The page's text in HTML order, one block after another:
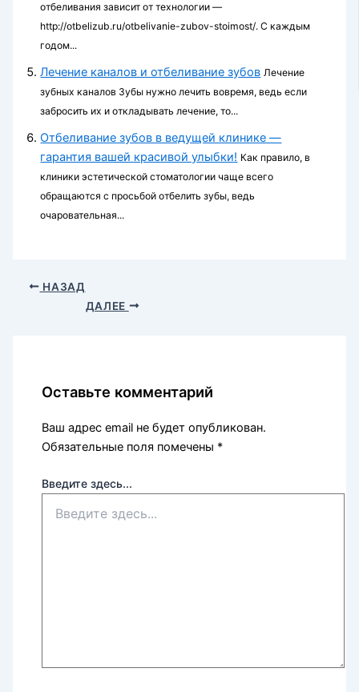
отбеливания зависит от технологии —
http://otbelizub.ru/otbelivanie-zubov-stoimost/. С каждым
годом...
Лечение каналов и отбеливание зубов Лечение
зубных каналов Зубы нужно лечить вовремя, ведь если
забросить их и откладывать лечение, то...
Отбеливание зубов в ведущей клинике —
гарантия вашей красивой улыбки! Как правило, в
клиники эстетической стоматологии чаще всего
обращаются с просьбой отбелить зубы, ведь
очаровательная...
НАЗАД
ДАЛЕЕ
Оставьте комментарий
Ваш адрес email не будет опубликован.
Обязательные поля помечены *
Введите здесь...